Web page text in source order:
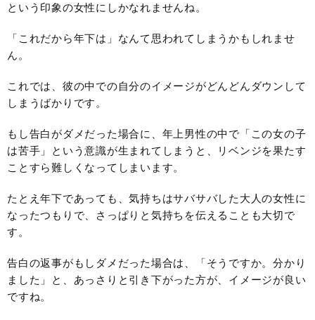
という印象の女性にしかなれませんね。
「これだから年下は」なんて思われてしまうかもしれませ
ん。
これでは、彼の中での自分のイメージがどんどんダウンして
しまうばかりです。
もし告白がダメだった場合に、年上男性の中で「この女の子
は苦手」という意識が生まれてしまうと、リベンジを果たす
ことすら難しくなってしまいます。
たとえ年下であっても、気持ちはサバサバした大人の女性に
なったつもりで、さっぱりと気持ちを伝えることも大切で
す。
告白の返事がもしダメだった場合は、「そうですか。分かり
ました」と、あっさりと引き下がった方が、イメージが良い
ですね。